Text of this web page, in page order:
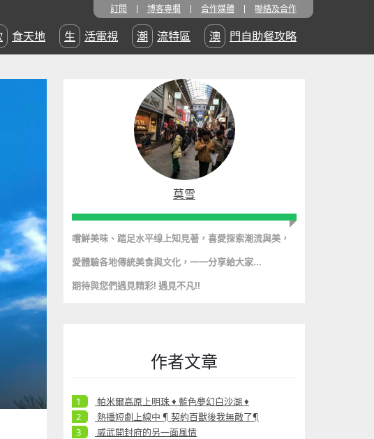
訂閱 博客專欄 合作媒體 聯絡及合作
飲食天地 生活電視 潮流特區 澳門自助餐攻略
莫雪
嚐鮮美味、踏足水平缐上知見著， 喜愛探索潮流與美 ，
愛體驗各地傳統美食與文化， 一一分享給大家...
期待與您們遇見精彩! 遇見不凡!!
作者文章
帕米爾高原上明珠 ♦ 藍色夢幻白沙湖 ♦
熱播短劇上線中 ¶ 契約百獸後我無敵了¶
威武開封府的另一面風情